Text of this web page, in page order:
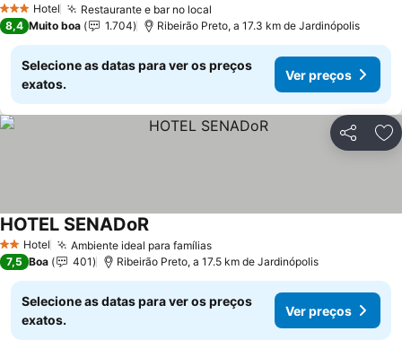
3 EstrelasHotel Restaurante e bar no local
8,4 Muito boa 1.704 Ribeirão Preto, a 17.3 km de Jardinópolis
Selecione as datas para ver os preços
exatos.
Ver preços
Partilhar
2 Estrelas
Hotel Ambiente ideal para famílias
HOTEL SENADoR
7,5 Boa 401 Ribeirão Preto, a 17.5 km de Jardinópolis
Selecione as datas para ver os preços
exatos.
Ver preços